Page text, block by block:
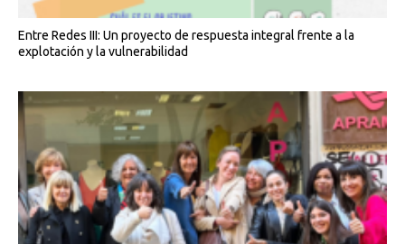
Entre Redes III: Un proyecto de respuesta integral frente a la
explotación y la vulnerabilidad